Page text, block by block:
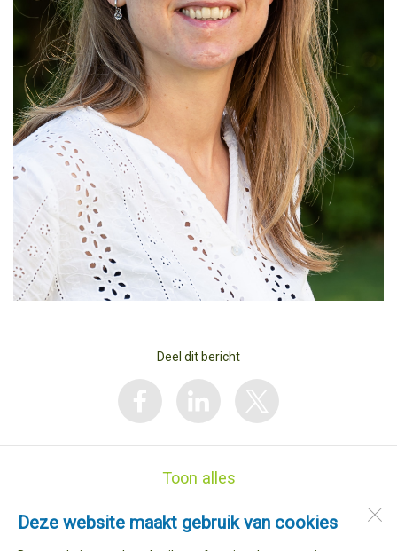
Deze website maakt gebruik van cookies
Deel dit bericht
Toon alles